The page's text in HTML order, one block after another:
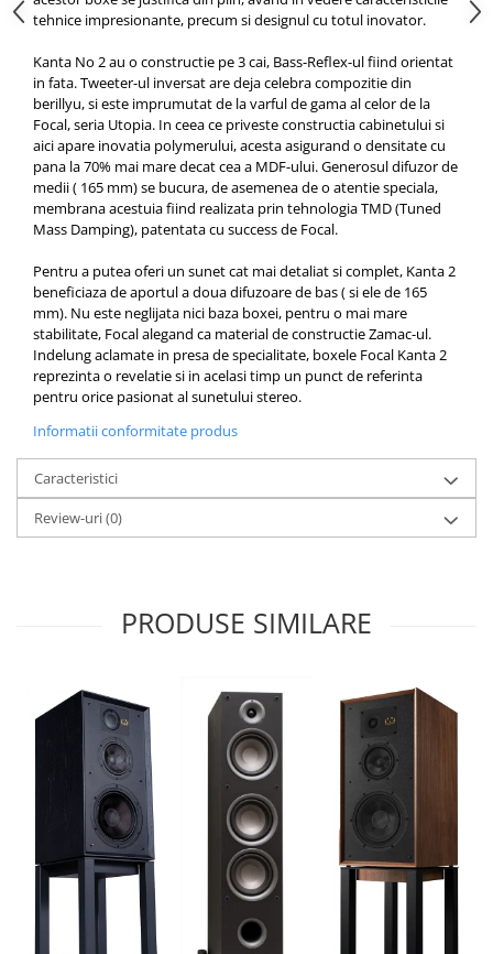
tehnice impresionante, precum si designul cu totul inovator.
Kanta No 2 au o constructie pe 3 cai, Bass-Reflex-ul fiind orientat
in fata. Tweeter-ul inversat are deja celebra compozitie din
berillyu, si este imprumutat de la varful de gama al celor de la
Focal, seria Utopia. In ceea ce priveste constructia cabinetului si
aici apare inovatia polymerului, acesta asigurand o densitate cu
pana la 70% mai mare decat cea a MDF-ului. Generosul difuzor de
medii ( 165 mm) se bucura, de asemenea de o atentie speciala,
membrana acestuia fiind realizata prin tehnologia TMD (Tuned
Mass Damping), patentata cu success de Focal.
Pentru a putea oferi un sunet cat mai detaliat si complet, Kanta 2
beneficiaza de aportul a doua difuzoare de bas ( si ele de 165
mm). Nu este neglijata nici baza boxei, pentru o mai mare
stabilitate, Focal alegand ca material de constructie Zamac-ul.
Indelung aclamate in presa de specialitate, boxele Focal Kanta 2
reprezinta o revelatie si in acelasi timp un punct de referinta
pentru orice pasionat al sunetului stereo.
Informatii conformitate produs
Caracteristici
Review-uri(0)
PRODUSE SIMILARE